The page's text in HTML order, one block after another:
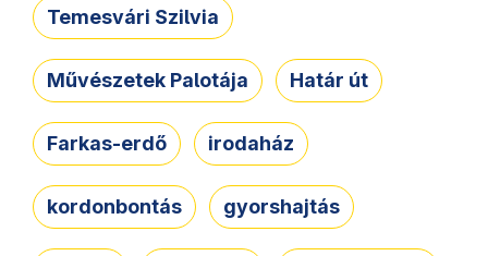
Temesvári Szilvia
Művészetek Palotája Határ út
Farkas-erdő irodaház
kordonbontás gyorshajtás